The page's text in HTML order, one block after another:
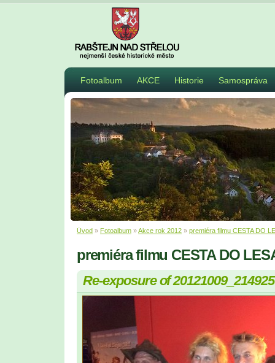
Fotoalbum AKCE Historie Samospráva
Úvod » Fotoalbum »Akce rok 2012 » premiéra filmu CESTA DO
premiéra filmu CESTA DO
Re-exposure of 20121009_214925